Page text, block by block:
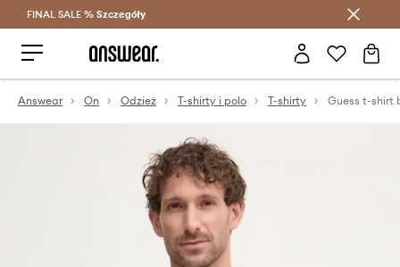
Oszczędzaj z Answear Club >
FINAL SALE % Szczegóły
Answear On Odzież T-shirty i polo T-shirty Guess t-shirt